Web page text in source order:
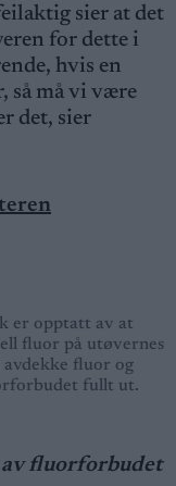
sier at det
for dette i
hvis en
så må vi være
det, sier
er opptatt av at
fluor på utøvernes
fluor og
fullt ut.
fluorforbudet